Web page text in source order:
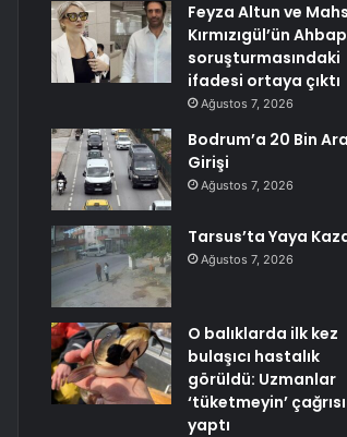
Feyza Altun ve
Kırmızıgül’ün Ahbap
soruşturmasındaki
ifadesi ortaya çıktı
Ağustos 7, 2026
Bodrum’a 20 Bin
Girişi
Ağustos 7, 2026
Tarsus’ta Yaya
Ağustos 7, 2026
O balıklarda ilk kez
bulaşıcı hastalık
görüldü: Uzmanlar
‘tüketmeyin’ çağrısı
yaptı